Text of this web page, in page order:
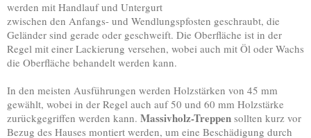
werden mit Handlauf und Untergurt
zwischen den Anfangs- und Wendlungspfosten geschraubt, die
Geländer sind gerade oder geschweift. Die Oberfläche ist in der
Regel mit einer Lackierung versehen, wobei auch mit Öl oder Wachs
die Oberfläche behandelt werden kann.
In den meisten Ausführungen werden Holzstärken von 45 mm
gewählt, wobei in der Regel auch auf 50 und 60 mm Holzstärke
zurückgegriffen werden kann. Massivholz-Treppen sollten kurz vor
Bezug des Hauses montiert werden, um eine Beschädigung durch